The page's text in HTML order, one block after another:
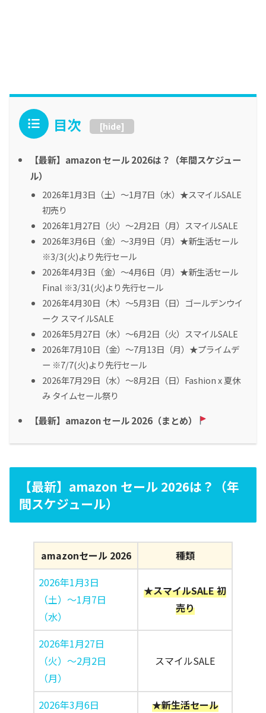
目次 [hide]
【最新】amazon セール 2026は？（年間スケジュー
ル）
2026年1月3日（土）〜1月7日（水）★スマイルSALE
初売り
2026年1月27日（火）〜2月2日（月）スマイルSALE
2026年3月6日（金）〜3月9日（月）★新生活セール
※3/3(火)より先行セール
2026年4月3日（金）〜4月6日（月）★新生活セール
Final ※3/31(火)より先行セール
2026年4月30日（木）〜5月3日（日）ゴールデンウイ
ーク スマイルSALE
2026年5月27日（水）〜6月2日（火）スマイルSALE
2026年7月10日（金）〜7月13日（月）★プライムデ
ー ※7/7(火)より先行セール
2026年7月29日（水）〜8月2日（日）Fashion x 夏休
み タイムセール祭り
【最新】amazon セール 2026（まとめ）
【最新】amazon セール 2026は？（年
間スケジュール）
amazonセール 2026
種類
2026年1月3日
（土）〜1月7日
（水）
★スマイルSALE 初
売り
2026年1月27日
（火）〜2月2日
（月）
スマイルSALE
2026年3月6日
★新生活セール